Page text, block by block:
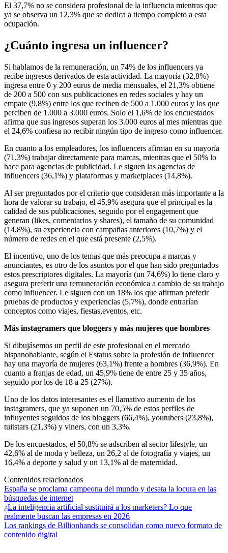
El 37,7% no se considera profesional de la influencia mientras que
ya se observa un 12,3% que se dedica a tiempo completo a esta
ocupación.
¿Cuánto ingresa un influencer?
Si hablamos de la remuneración, un 74% de los influencers ya
recibe ingresos derivados de esta actividad. La mayoría (32,8%)
ingresa entre 0 y 200 euros de media mensuales, el 21,3% obtiene
de 200 a 500 con sus publicaciones en redes sociales y hay un
empate (9,8%) entre los que reciben de 500 a 1.000 euros y los que
perciben de 1.000 a 3.000 euros. Solo el 1,6% de los encuestados
afirma que sus ingresos superan los 3.000 euros al mes mientras que
el 24,6% confiesa no recibir ningún tipo de ingreso como influencer.
En cuanto a los empleadores, los influencers afirman en su mayoría
(71,3%) trabajar directamente para marcas, mientras que el 50% lo
hace para agencias de publicidad. Le siguen las agencias de
influencers (36,1%) y plataformas y marketplaces (14,8%).
Al ser preguntados por el criterio que consideran más importante a la
hora de valorar su trabajo, el 45,9% asegura que el principal es la
calidad de sus publicaciones, seguido por el engagement que
generan (likes, comentarios y shares), el tamaño de su comunidad
(14,8%), su experiencia con campañas anteriores (10,7%) y el
número de redes en el que está presente (2,5%).
El incentivo, uno de los temas que más preocupa a marcas y
anunciantes, es otro de los asuntos por el que han sido preguntados
estos prescriptores digitales. La mayoría (un 74,6%) lo tiene claro y
asegura preferir una remuneración económica a cambio de su trabajo
como influencer. Le siguen con un 18% los que afirman preferir
pruebas de productos y experiencias (5,7%), donde entrarían
conceptos como viajes, fiestas,eventos, etc.
Más instagramers que bloggers y más mujeres que hombres
Si dibujásemos un perfil de este profesional en el mercado
hispanohablante, según el Estatus sobre la profesión de influencer
hay una mayoría de mujeres (63,1%) frente a hombres (36,9%). En
cuanto a franjas de edad, un 45,9% tiene de entre 25 y 35 años,
seguido por los de 18 a 25 (27%).
Uno de los datos interesantes es el llamativo aumento de los
instagramers, que ya suponen un 70,5% de estos perfiles de
influyentes seguidos de los bloggers (66,4%), youtubers (23,8%),
tuitstars (21,3%) y viners, con un 3,3%.
De los encuestados, el 50,8% se adscriben al sector lifestyle, un
42,6% al de moda y belleza, un 26,2 al de fotografía y viajes, un
16,4% a deporte y salud y un 13,1% al de maternidad.
Contenidos relacionados
España se proclama campeona del mundo y desata la locura en las
búsquedas de internet
¿La inteligencia artificial sustituirá a los marketers? Lo que
realmente buscan las empresas en 2026
Los rankings de Billionhands se consolidan como nuevo formato de
contenido digital